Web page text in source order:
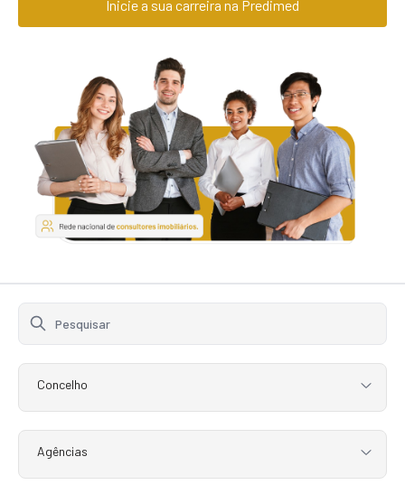
Inicie a sua carreira na Predimed
Concelho
Agências